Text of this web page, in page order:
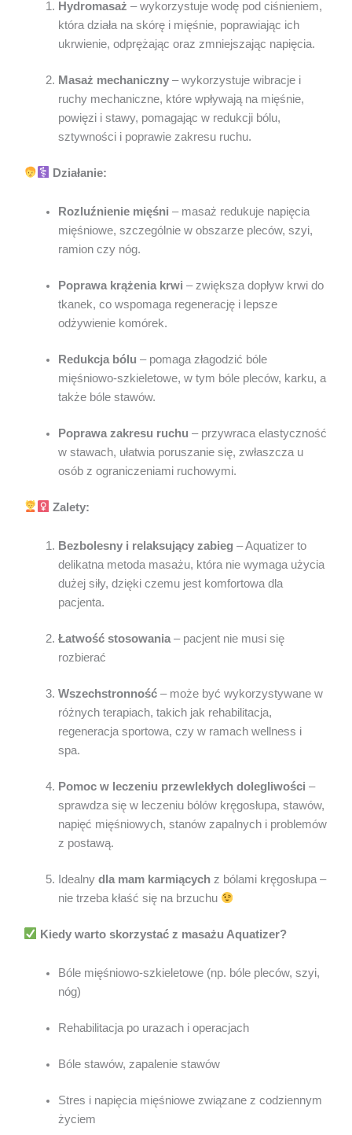
Hydromasaż – wykorzystuje wodę pod ciśnieniem,
która działa na skórę i mięśnie, poprawiając ich
ukrwienie, odprężając oraz zmniejszając napięcia.
Masaż mechaniczny– wykorzystuje wibracje i
ruchy mechaniczne, które wpływają na mięśnie,
powięzi i stawy, pomagając w redukcji bólu,
sztywności i poprawie zakresu ruchu.
Działanie:
Rozluźnienie mięśni – masaż redukuje napięcia
mięśniowe, szczególnie w obszarze pleców, szyi,
ramion czy nóg.
Poprawa krążenia krwi – zwiększa dopływ krwi do
tkanek, co wspomaga regenerację i lepsze
odżywienie komórek.
Redukcja bólu – pomaga złagodzić bóle
mięśniowo-szkieletowe, w tym bóle pleców, karku, a
także bóle stawów.
Poprawa zakresu ruchu – przywraca elastyczność
w stawach, ułatwia poruszanie się, zwłaszcza u
osób z ograniczeniami ruchowymi.
Zalety:
Bezbolesny i relaksujący zabieg – Aquatizer to
delikatna metoda masażu, która nie wymaga użycia
dużej siły, dzięki czemu jest komfortowa dla
pacjenta.
Łatwość stosowania– pacjent nie musi się
rozbierać
Wszechstronność– może być wykorzystywane w
różnych terapiach, takich jak rehabilitacja,
regeneracja sportowa, czy w ramach wellness i
spa.
Pomoc w leczeniu przewlekłych dolegliwości –
sprawdza się w leczeniu bólów kręgosłupa, stawów,
napięć mięśniowych, stanów zapalnych i problemów
z postawą.
Idealny dla mam karmiącychz bólami kręgosłupa –
nie trzeba kłaść się na brzuchu
Kiedy warto skorzystać z masażu Aquatizer?
Bóle mięśniowo-szkieletowe (np. bóle pleców, szyi,
nóg)
Rehabilitacja po urazach i operacjach
Bóle stawów, zapalenie stawów
Stres i napięcia mięśniowe związane z codziennym
życiem